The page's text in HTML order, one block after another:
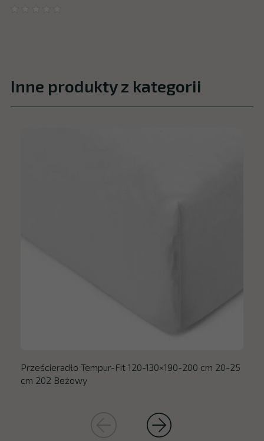
Inne produkty z kategorii
Prześcieradło Tempur-Fit 120-130×190-200 cm 20-25
cm 202 Beżowy